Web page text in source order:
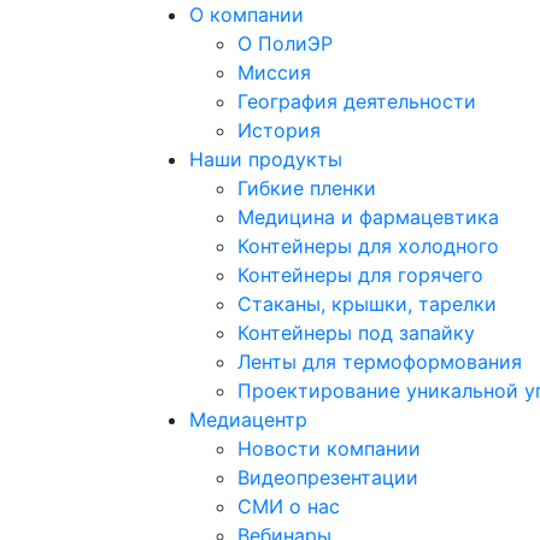
О компании
О ПолиЭР
Миссия
География деятельности
История
Наши продукты
Гибкие пленки
Медицина и фармацевтика
Контейнеры для холодного
Контейнеры для горячего
Стаканы, крышки, тарелки
Контейнеры под запайку
Ленты для термоформования
Проектирование уникальной
Медиацентр
Новости компании
Видеопрезентации
СМИ о нас
Вебинары